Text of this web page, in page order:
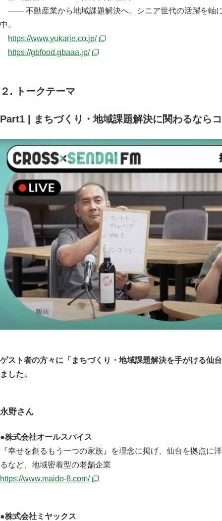
—— 不動産業から地域課題解決へ。シニア世代の活躍を軸
中。
https://www.yukarie.co.jp/
https://gbfood.gbaaa.jp/
２. トークテーマ
Part1 | まちづくり・地域課題解決に関わるなら
ゲスト者の方々に「まちづくり・地域課題解決を手がける仙
ました。
永野さん
●株式会社オールスパイス
『幸せを創るもう一つの家族』を理念に掲げ、仙台を拠点に
るなど、地域密着型の老舗企業
https://www.maido-8.com/
●株式会社ミヤックス